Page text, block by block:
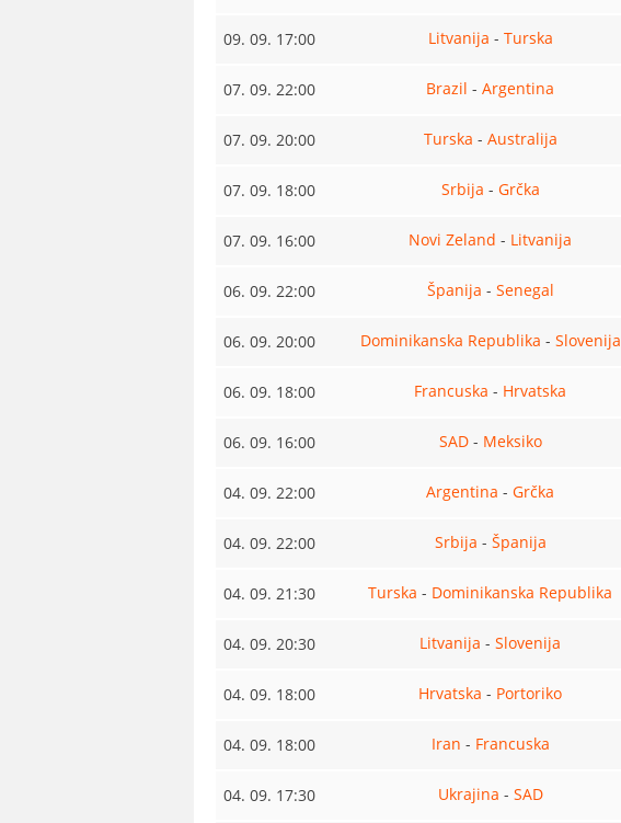
09. 09. 17:00 Litvanija - Turska
07. 09. 22:00 Brazil - Argentina
07. 09. 20:00 Turska - Australija
07. 09. 18:00 Srbija - Grčka
07. 09. 16:00 Novi Zeland - Litvanija
06. 09. 22:00 Španija - Senegal
06. 09. 20:00 Dominikanska Republika - Slovenija
06. 09. 18:00 Francuska - Hrvatska
06. 09. 16:00 SAD- Meksiko
04. 09. 22:00 Argentina - Grčka
04. 09. 22:00 Srbija - Španija
04. 09. 21:30 Turska - Dominikanska Republika
04. 09. 20:30 Litvanija - Slovenija
04. 09. 18:00 Hrvatska - Portoriko
04. 09. 18:00 Iran - Francuska
04. 09. 17:30 Ukrajina - SAD